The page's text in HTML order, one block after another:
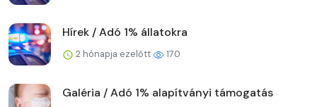
Hírek / Adó 1% állatokra
2 hónapja ezelőtt 170
Galéria / Adó 1% alapítványi támogatás